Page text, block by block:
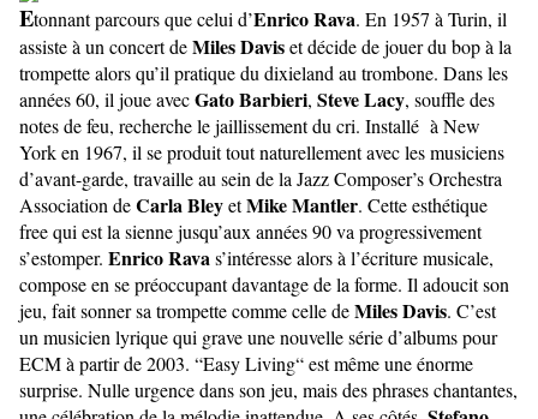
Etonnant parcours que celui d’Enrico Rava. En 1957 à Turin, il
assiste à un concert deMiles Daviset décide de jouer du bop à la
trompette alors qu’il pratique du dixieland au trombone. Dans les
années 60, il joue avecGato Barbieri, Steve Lacy, souffle des
notes de feu, recherche le jaillissement du cri. Installé à New
York en 1967, il se produit tout naturellement avec les musiciens
d’avant-garde, travaille au sein de la Jazz Composer’s Orchestra
Association deCarla BleyetMike Mantler. Cette esthétique
free qui est la sienne jusqu’aux années 90 va progressivement
s’estomper. Enrico Ravas’intéresse alors à l’écriture musicale,
compose en se préoccupant davantage de la forme. Il adoucit son
jeu, fait sonner sa trompette comme celle deMiles Davis. C’est
un musicien lyrique qui grave une nouvelle série d’albums pour
ECM à partir de 2003. “Easy Living“ est même une énorme
surprise. Nulle urgence dans son jeu, mais des phrases chantantes,